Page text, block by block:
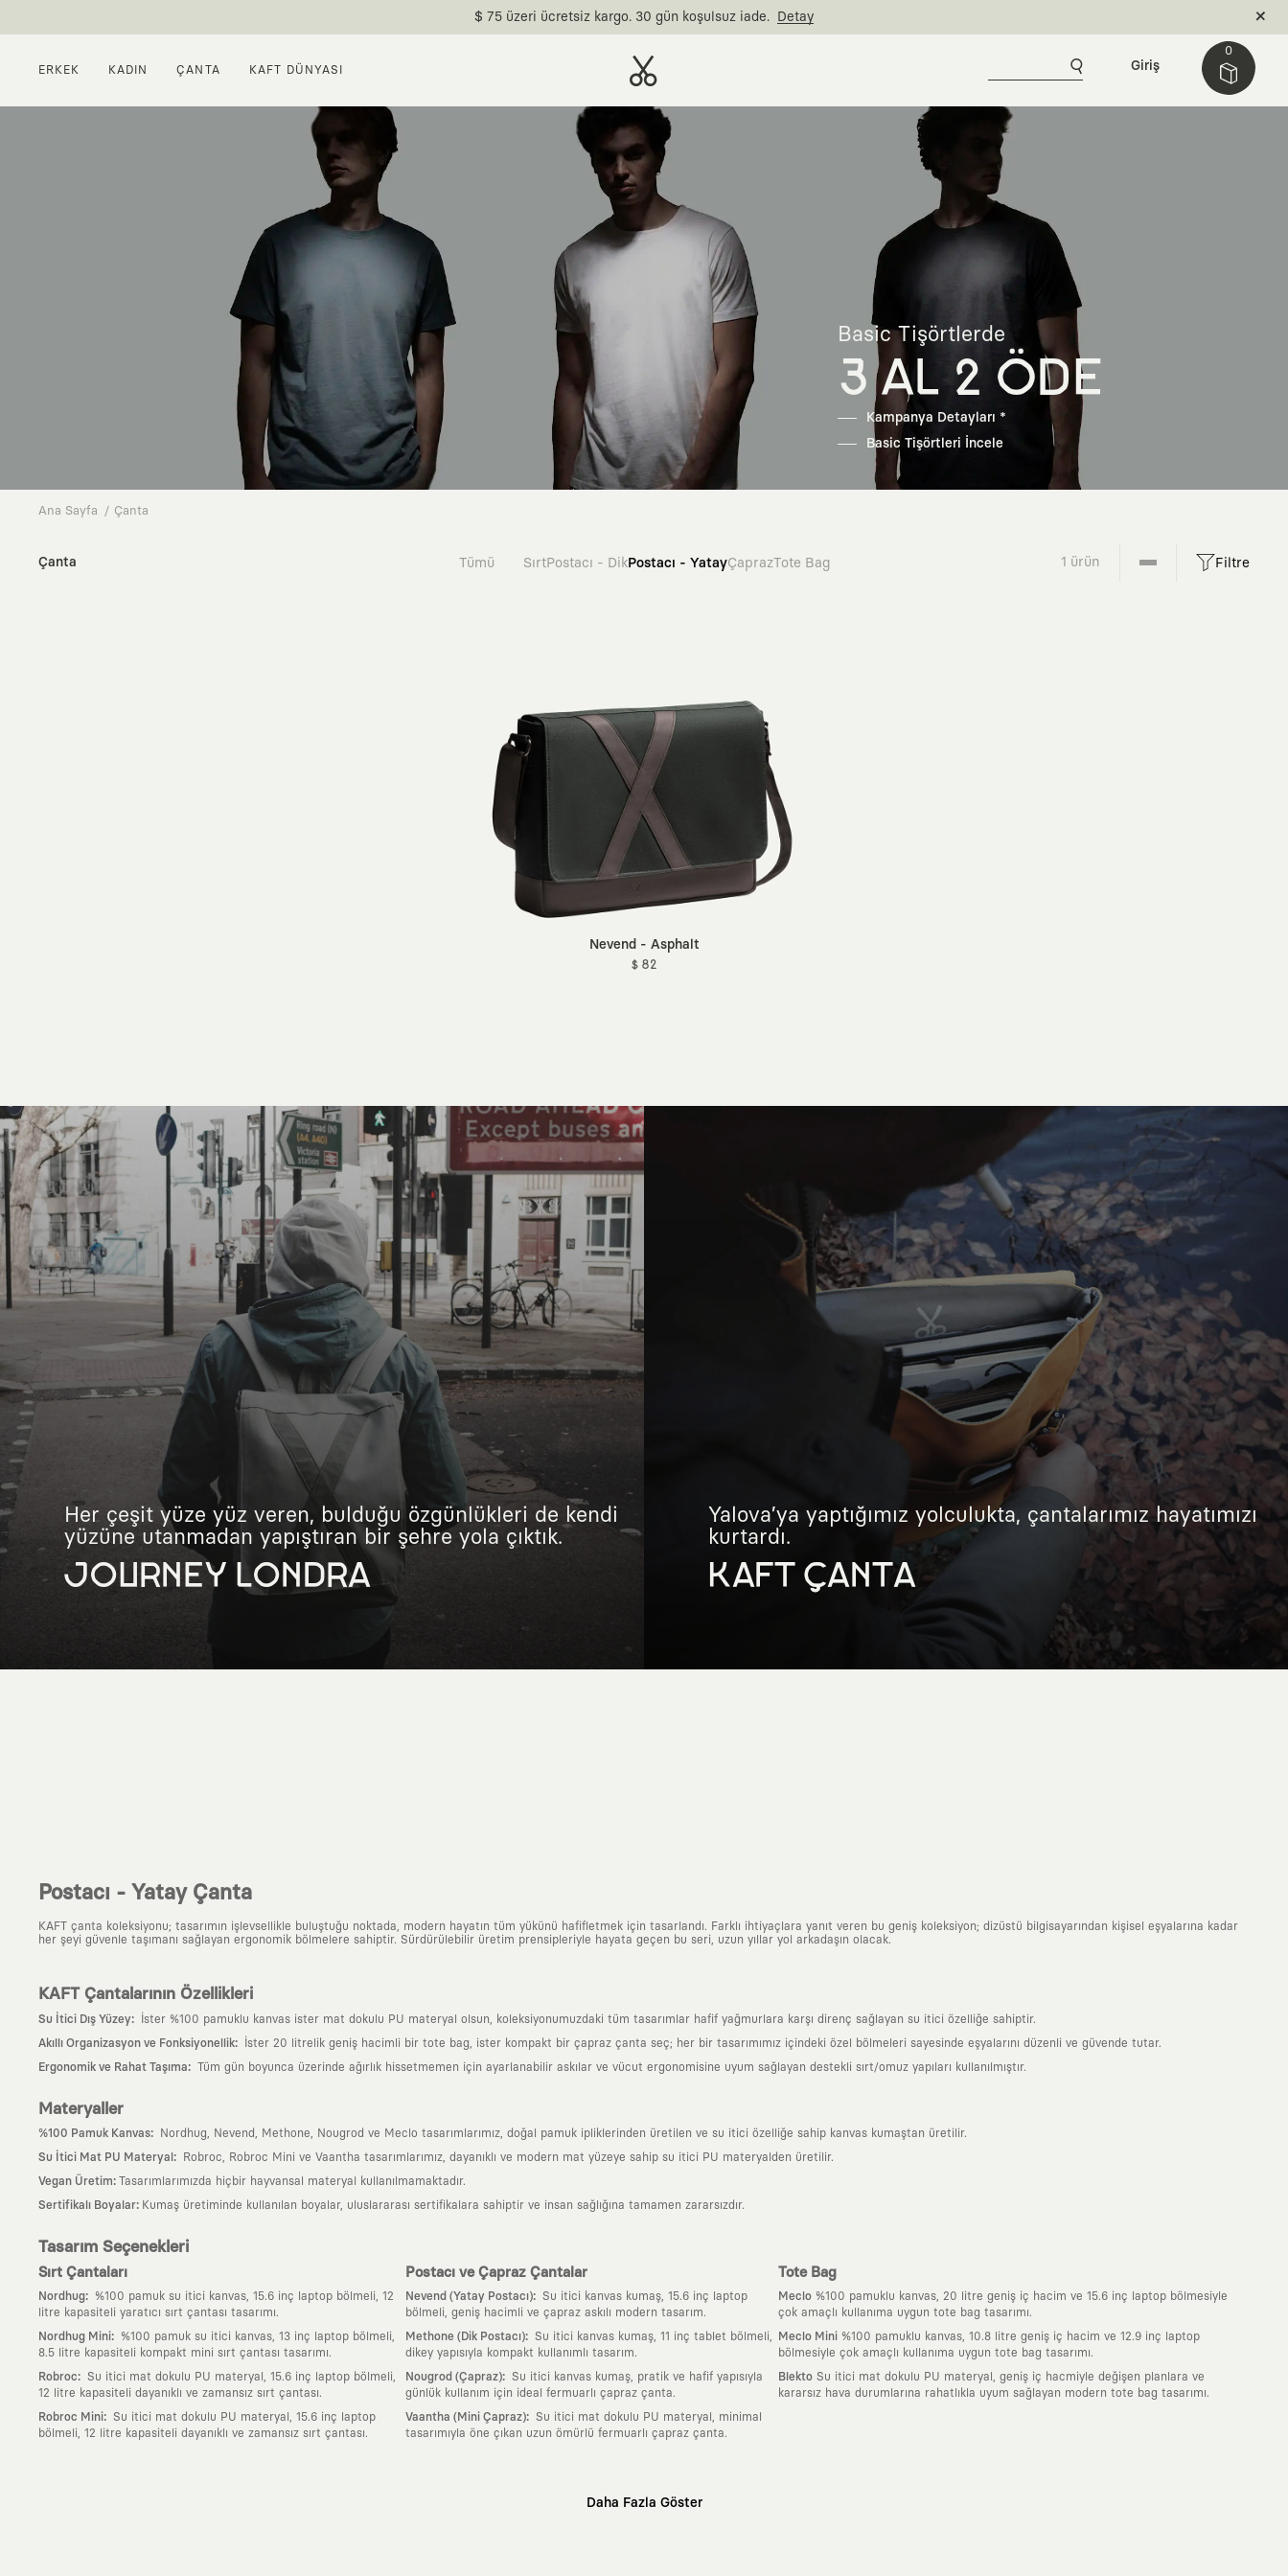
$ 75 üzeri ücretsiz kargo. 30 gün koşulsuz iade. Detay
ERKEK KADIN ÇANTA KAFT DÜNYASI
0
Giriş
Basic Tişörtlerde
3 AL 2 ÖDE
Kampanya Detayları *
Basic Tişörtleri İncele
Ana Sayfa Çanta
Çanta Tümü SırtPostacı - DikPostacı - YatayÇaprazTote Bag 1 ürün Filtre
Nevend - Asphalt
$ 82
Her çeşit yüze yüz veren, bulduğu özgünlükleri de kendi
yüzüne utanmadan yapıştıran bir şehre yola çıktık.
JOURNEY LONDRA
Yalova’ya yaptığımız yolculukta, çantalarımız hayatımızı
kurtardı.
KAFT ÇANTA
Postacı - Yatay Çanta
KAFT çanta koleksiyonu; tasarımın işlevsellikle buluştuğu noktada, modern hayatın tüm yükünü hafifletmek için tasarlandı. Farklı ihtiyaçlara yanıt veren bu geniş koleksiyon; dizüstü bilgisayarından kişisel eşyalarına kadar
her şeyi güvenle taşımanı sağlayan ergonomik bölmelere sahiptir. Sürdürülebilir üretim prensipleriyle hayata geçen bu seri, uzun yıllar yol arkadaşın olacak.
KAFT Çantalarının Özellikleri
Su İtici Dış Yüzey: İster %100 pamuklu kanvas ister mat dokulu PU materyal olsun, koleksiyonumuzdaki tüm tasarımlar hafif yağmurlara karşı direnç sağlayan su itici özelliğe sahiptir.
Akıllı Organizasyon ve Fonksiyonellik: İster 20 litrelik geniş hacimli bir tote bag, ister kompakt bir çapraz çanta seç; her bir tasarımımız içindeki özel bölmeleri sayesinde eşyalarını düzenli ve güvende tutar.
Ergonomik ve Rahat Taşıma: Tüm gün boyunca üzerinde ağırlık hissetmemen için ayarlanabilir askılar ve vücut ergonomisine uyum sağlayan destekli sırt/omuz yapıları kullanılmıştır.
Materyaller
%100 Pamuk Kanvas: Nordhug, Nevend, Methone, Nougrod ve Meclo tasarımlarımız, doğal pamuk ipliklerinden üretilen ve su itici özelliğe sahip kanvas kumaştan üretilir.
Su İtici Mat PU Materyal : Robroc, Robroc Mini ve Vaantha tasarımlarımız, dayanıklı ve modern mat yüzeye sahip su itici PU materyalden üretilir.
Vegan Üretim: Tasarımlarımızda hiçbir hayvansal materyal kullanılmamaktadır.
Sertifikalı Boyalar: Kumaş üretiminde kullanılan boyalar, uluslararası sertifikalara sahiptir ve insan sağlığına tamamen zararsızdır.
Tasarım Seçenekleri
Sırt Çantaları
Nordhug:
%100 pamuk su itici kanvas, 15.6 inç laptop bölmeli, 12
litre kapasiteli yaratıcı sırt çantası tasarımı.
Nordhug Mini:
%100 pamuk su itici kanvas, 13 inç laptop bölmeli,
8.5 litre kapasiteli kompakt mini sırt çantası tasarımı.
Robroc: Su itici mat dokulu PU materyal, 15.6 inç laptop bölmeli,
12 litre kapasiteli dayanıklı ve zamansız sırt çantası.
Robroc Mini: Su itici mat dokulu PU materyal, 15.6 inç laptop
bölmeli, 12 litre kapasiteli dayanıklı ve zamansız sırt çantası.
Postacı ve Çapraz Çantalar
Nevend (Yatay Postacı): Su itici kanvas kumaş, 15.6 inç laptop
bölmeli, geniş hacimli ve çapraz askılı modern tasarım.
Methone (Dik Postacı): Su itici kanvas kumaş, 11 inç tablet bölmeli,
dikey yapısıyla kompakt kullanımlı tasarım.
Nougrod (Çapraz): Su itici kanvas kumaş, pratik ve hafif yapısıyla
günlük kullanım için ideal fermuarlı çapraz çanta.
Vaantha (Mini Çapraz): Su itici mat dokulu PU materyal, minimal
tasarımıyla öne çıkan uzun ömürlü fermuarlı çapraz çanta.
Tote Bag
Meclo %100 pamuklu kanvas, 20 litre geniş iç hacim ve 15.6 inç laptop bölmesiyle
çok amaçlı kullanıma uygun tote bag tasarımı.
Meclo Mini %100 pamuklu kanvas, 10.8 litre geniş iç hacim ve 12.9 inç laptop
bölmesiyle çok amaçlı kullanıma uygun tote bag tasarımı.
Blekto Su itici mat dokulu PU materyal, geniş iç hacmiyle değişen planlara ve
kararsız hava durumlarına rahatlıkla uyum sağlayan modern tote bag tasarımı.
Daha Fazla Göster